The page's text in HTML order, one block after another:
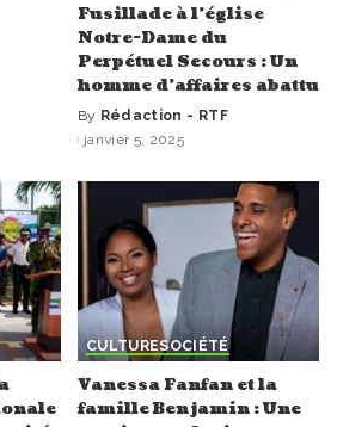
Fusillade à l’église
Notre-Dame du
Perpétuel Secours : Un
homme d’affaires abattu
Posted
by
By Rédaction - RTF
janvier 5, 2025
CULTURESOCIÉTÉ
Vanessa Fanfan et la
famille Benjamin : Une